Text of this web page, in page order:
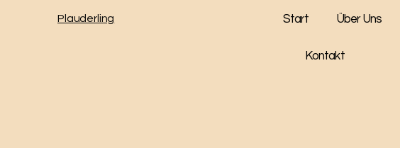
Plauderling Start Über Uns
Kontakt